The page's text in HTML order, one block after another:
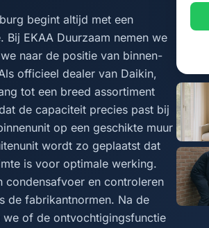
begint altijd met een
EKAA Duurzaam nemen we
naar de positie van binnen-
officieel dealer van Daikin,
tot een breed assortiment
de capaciteit precies past bij
op een geschikte muur
wordt zo geplaatst dat
is voor optimale werking.
condensafvoer en controleren
de fabrikantnormen. Na de
we of de ontvochtigingsfunctie